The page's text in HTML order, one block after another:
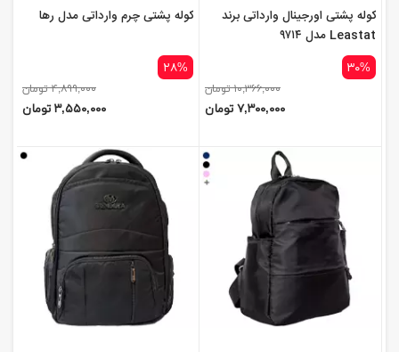
کوله پشتی اورجینال وارداتی برند
Leastat مدل ۹۷۱۴
۳۰%
۱۰,۳۶۶,۰۰۰ تومان
۷,۳۰۰,۰۰۰ تومان
کوله پشتی چرم وارداتی مدل رها
۲۸%
۴,۸۹۹,۰۰۰ تومان
۳,۵۵۰,۰۰۰ تومان